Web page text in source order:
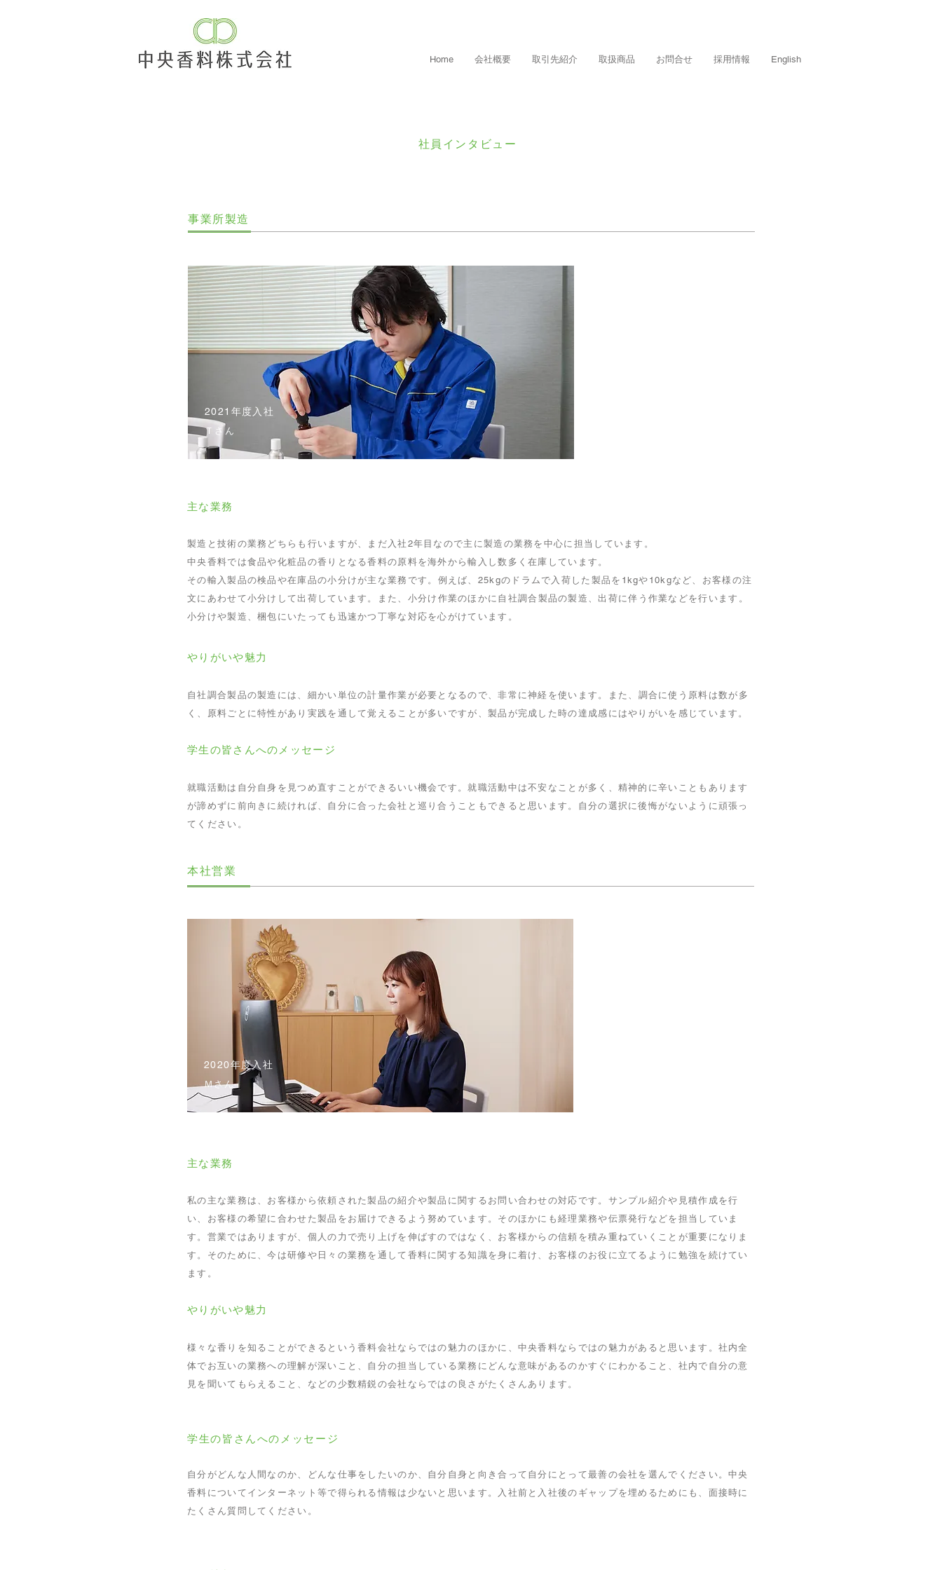
Home 会社概要 取引先紹介 取扱商品 お問合せ 採用情報 English
社員インタビュー
​事業所製造
2021年度入社
​Ｔさん
主な業務
製造と技術の業務どちらも行いますが、まだ入社2年目なので主に製造の業務を中心に担当しています。
中央香料では食品や化粧品の香りとなる香料の原料を海外から輸入し数多く在庫しています。
その輸入製品の検品や在庫品の小分けが主な業務です。 例えば、25kgのドラムで入荷した製品を1kgや10kgなど、お客様の注
文にあわせて小分けして出荷しています。
また、小分け作業のほかに自社調合製品の製造、出荷に伴う作業などを行います。
小分けや製造、梱包にいたっても迅速かつ丁寧な対応を心がけています。
やりがいや魅力
自社調合製品の製造には、細かい単位の計量作業が必要となるので、非常に神経を使います。
また、調合に使う原料は数が多
く、原料ごとに特性があり実践を通して覚えることが多いですが、製品が完成した時の達成感にはやりがいを感じています。
学生の皆さんへのメッセージ
就職活動は自分自身を見つめ直すことができるいい機会です。就職活動中は不安なことが多く、精神的に辛いこともあります
が諦めずに前向きに続ければ、自分に合った会社と巡り合うこともできると思います。自分の選択に後悔がないように頑張っ
てください。
本社営業
2020年度入社
​Ｍさん
主な業務
私の主な業務は、お客様から依頼された製品の紹介や製品に関するお問い合わせの対応です。サンプル紹介や見積作成を行
い、お客様の希望に合わせた製品をお届けできるよう努めています。そのほかにも経理業務や伝票発行などを担当していま
す。営業ではありますが、個人の力で売り上げを伸ばすのではなく、お客様からの信頼を積み重ねていくことが重要になりま
す。そのために、今は研修や日々の業務を通して香料に関する知識を身に着け、お客様のお役に立てるように勉強を続けてい
ます。
やりがいや魅力
様々な香りを知ることができるという香料会社ならではの魅力のほかに、中央香料ならではの魅力があると思います。社内全
体でお互いの業務への理解が深いこと、自分の担当している業務にどんな意味があるのかすぐにわかること、社内で自分の意
見を聞いてもらえること、などの少数精鋭の会社ならではの良さがたくさんあります。
学生の皆さんへのメッセージ
自分がどんな人間なのか、どんな仕事をしたいのか、自分自身と向き合って自分にとって最善の会社を選んでください。中央
香料についてインターネット等で得られる情報は少ないと思います。入社前と入社後のギャップを埋めるためにも、面接時に
たくさん質問してください。